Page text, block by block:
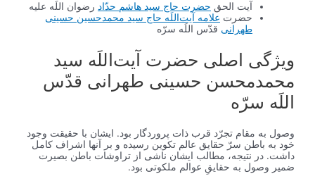
آیت الحق حضرت حاج سید هاشم حدّاد رضوان اللَه علیه
حضرت علامه آیت‌اللَه حاج سید محمدحسین حسینی
طهرانی قدّس اللَه سرّه
ویژگی اصلی حضرت آیت‌اللَه سید
محمدمحسن حسینی طهرانی قدّس
اللَه سرّه
وصول به مقام تجرّد قرب ذات پروردگار بود. ایشان با حقیقت وجود
خود به باطن سرّ حقایق عالم تکوین رسیده و بر آنها اشراف کامل
داشت. در نتیجه، مطالب‏ ايشان‏ ناشى از تراوشات باطن بصيرت
ضمير وصول به حقایقِ عوالم ملکوتى بود.